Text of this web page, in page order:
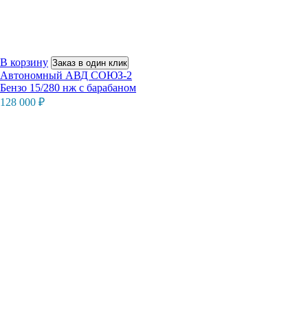
В корзину Заказ в один клик
Автономный АВД СОЮЗ-2
Бензо 15/280 нж с барабаном
128 000 ₽